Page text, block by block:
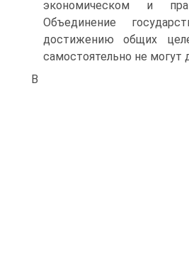
экономическом и
Объединение
достижению общих
самостоятельно не могут
В